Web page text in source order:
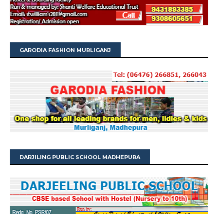
GARODIA FASHION MURLIGANJ
DARJILING PUBLIC SCHOOL MADHEPURA